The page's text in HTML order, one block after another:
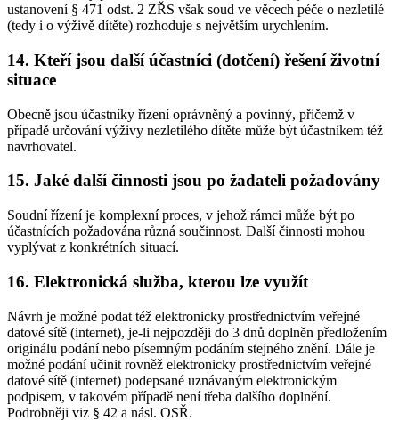
ustanovení § 471 odst. 2 ZŘS však soud ve věcech péče o nezletilé
(tedy i o výživě dítěte) rozhoduje s největším urychlením.
14. Kteří jsou další účastníci (dotčení) řešení životní
situace
Obecně jsou účastníky řízení oprávněný a povinný, přičemž v
případě určování výživy nezletilého dítěte může být účastníkem též
navrhovatel.
15. Jaké další činnosti jsou po žadateli požadovány
Soudní řízení je komplexní proces, v jehož rámci může být po
účastnících požadována různá součinnost. Další činnosti mohou
vyplývat z konkrétních situací.
16. Elektronická služba, kterou lze využít
Návrh je možné podat též elektronicky prostřednictvím veřejné
datové sítě (internet), je-li nejpozději do 3 dnů doplněn předložením
originálu podání nebo písemným podáním stejného znění. Dále je
možné podání učinit rovněž elektronicky prostřednictvím veřejné
datové sítě (internet) podepsané uznávaným elektronickým
podpisem, v takovém případě není třeba dalšího doplnění.
Podrobněji viz § 42 a násl. OSŘ.